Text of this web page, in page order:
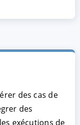
des cas de
des
exécutions de